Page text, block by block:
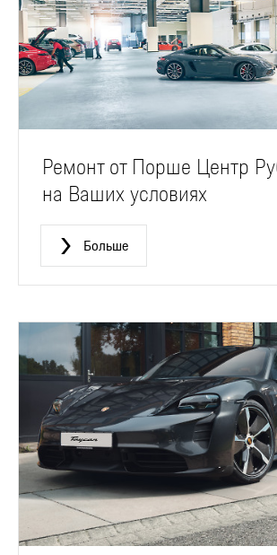
Ремонт от Порше Центр
на Ваших условиях
Больше